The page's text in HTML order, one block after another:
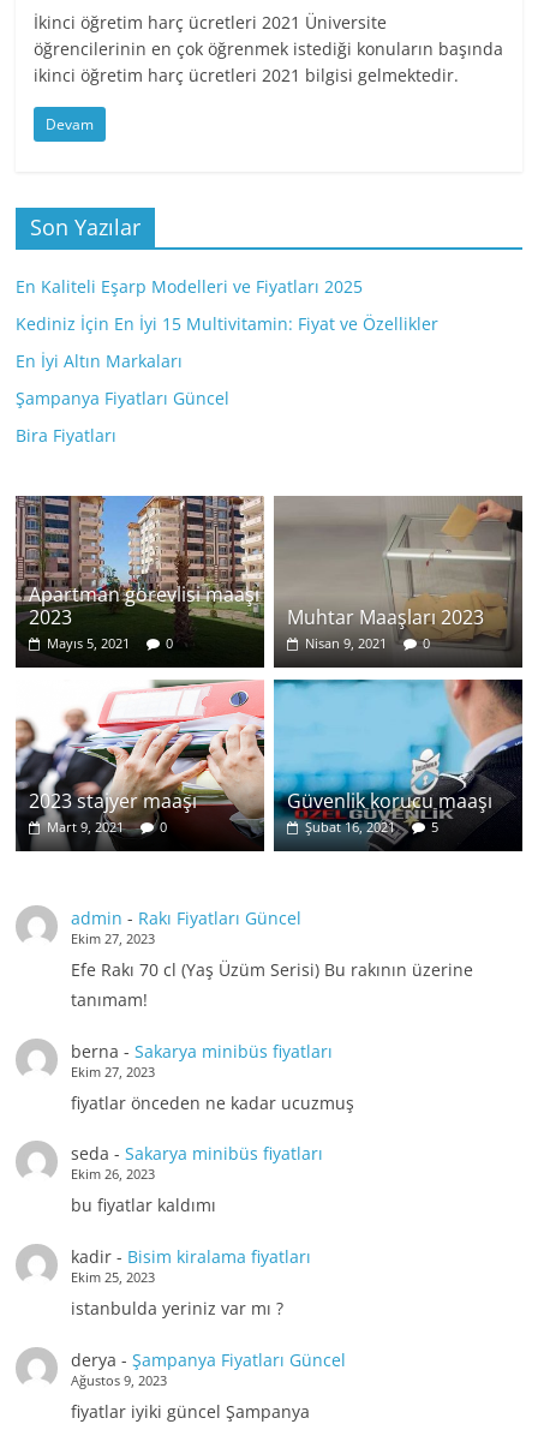
İkinci öğretim harç ücretleri 2021 Üniversite
öğrencilerinin en çok öğrenmek istediği konuların başında
ikinci öğretim harç ücretleri 2021 bilgisi gelmektedir.
Devam
Son Yazılar
En Kaliteli Eşarp Modelleri ve Fiyatları 2025
Kediniz İçin En İyi 15 Multivitamin: Fiyat ve Özellikler
En İyi Altın Markaları
Şampanya Fiyatları Güncel
Bira Fiyatları
Apartman görevlisi maaşı
2023
Mayıs 5, 2021 0
Muhtar Maaşları 2023
Nisan 9, 2021 0
2023 stajyer maaşı
Mart 9, 2021 0
Güvenlik korucu maaşı
Şubat 16, 2021 5
admin - Rakı Fiyatları Güncel
Ekim 27, 2023
Efe Rakı 70 cl (Yaş Üzüm Serisi) Bu rakının üzerine
tanımam!
berna - Sakarya minibüs fiyatları
Ekim 27, 2023
fiyatlar önceden ne kadar ucuzmuş
seda - Sakarya minibüs fiyatları
Ekim 26, 2023
bu fiyatlar kaldımı
kadir- Bisim kiralama fiyatları
Ekim 25, 2023
istanbulda yeriniz var mı ?
derya - Şampanya Fiyatları Güncel
Ağustos 9, 2023
fiyatlar iyiki güncel Şampanya